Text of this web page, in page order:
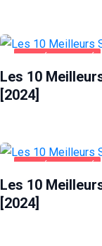
SANTÉ ET BEAUTÉ
Les 10
[2024]
SANTÉ ET BEAUTÉ
Les 10
[2024]